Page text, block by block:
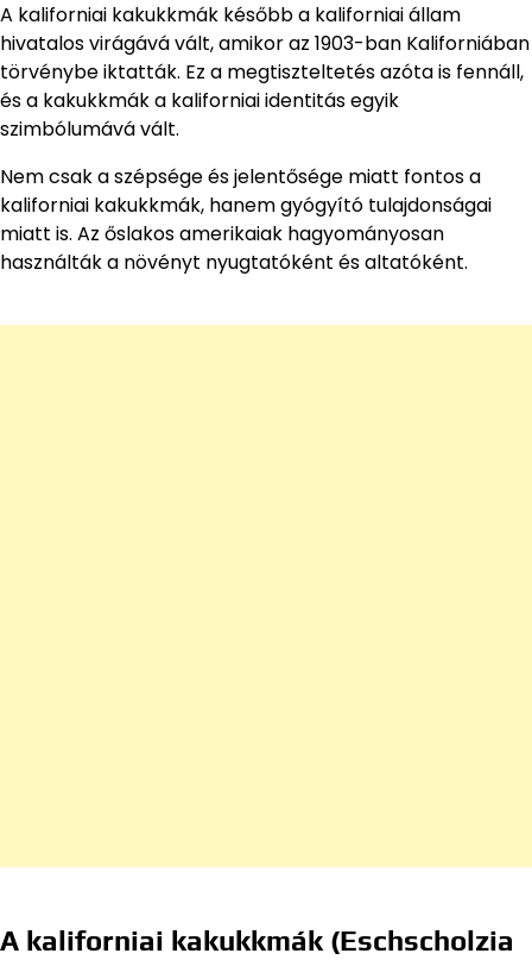
A kaliforniai kakukkmák később a kaliforniai állam
hivatalos virágává vált, amikor az 1903-ban Kaliforniában
törvénybe iktatták. Ez a megtiszteltetés azóta is fennáll,
és a kakukkmák a kaliforniai identitás egyik
szimbólumává vált.
Nem csak a szépsége és jelentősége miatt fontos a
kaliforniai kakukkmák, hanem gyógyító tulajdonságai
miatt is. Az őslakos amerikaiak hagyományosan
használták a növényt nyugtatóként és altatóként.
A kaliforniai kakukkmák (Eschscholzia